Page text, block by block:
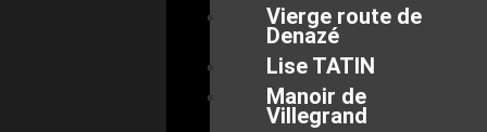
Vierge route de
Denazé
Lise TATIN
Manoir de
Villegrand